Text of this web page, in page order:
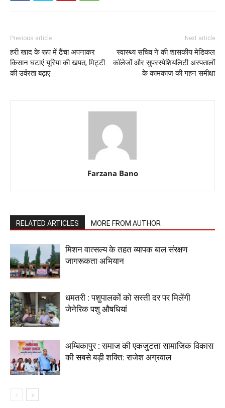
Previous article
हरी खाद के रूप में ढैंचा अपनाकर
किसान घटाएं यूरिया की खपत, मिट्टी
की उर्वरता बढ़ाएं
Next article
स्वास्थ्य सचिव ने की शासकीय मेडिकल
कॉलेजों और सुपरस्पेशियलिटी अस्पतालों
के कामकाज की गहन समीक्षा
Farzana Bano
RELATED ARTICLES MORE FROM AUTHOR
मिशन वात्सल्य के तहत व्यापक बाल संरक्षण
जागरूकता अभियान
धमतरी : पशुपालकों को सस्ती दर पर मिलेंगी
जेनेरिक पशु औषधियां
अम्बिकापुर : समाज की एकजुटता सामाजिक विकास
की सबसे बड़ी शक्ति: राजेश अग्रवाल